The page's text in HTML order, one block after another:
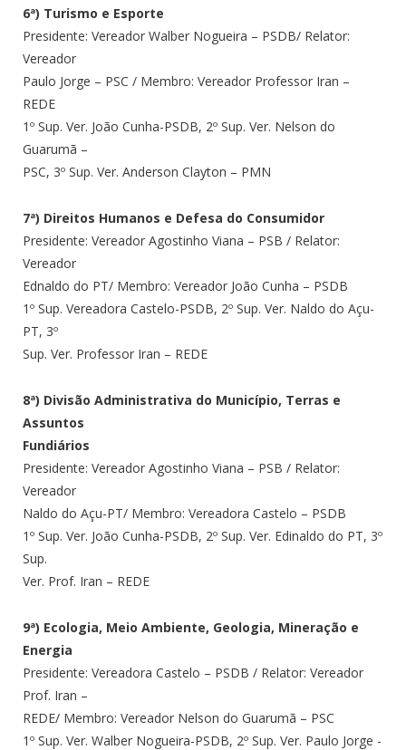
6ª) Turismo e Esporte
Presidente: Vereador Walber Nogueira – PSDB/ Relator:
Vereador
Paulo Jorge – PSC / Membro: Vereador Professor Iran –
REDE
1º Sup. Ver. João Cunha-PSDB, 2º Sup. Ver. Nelson do
Guarumã –
PSC, 3º Sup. Ver. Anderson Clayton – PMN
7ª) Direitos Humanos e Defesa do Consumidor
Presidente: Vereador Agostinho Viana – PSB / Relator:
Vereador
Ednaldo do PT/ Membro: Vereador João Cunha – PSDB
1º Sup. Vereadora Castelo-PSDB, 2º Sup. Ver. Naldo do Açu-
PT, 3º
Sup. Ver. Professor Iran – REDE
8ª) Divisão Administrativa do Município, Terras e
Assuntos
Fundiários
Presidente: Vereador Agostinho Viana – PSB / Relator:
Vereador
Naldo do Açu-PT/ Membro: Vereadora Castelo – PSDB
1º Sup. Ver. João Cunha-PSDB, 2º Sup. Ver. Edinaldo do PT, 3º
Sup.
Ver. Prof. Iran – REDE
9ª) Ecologia, Meio Ambiente, Geologia, Mineração e
Energia
Presidente: Vereadora Castelo – PSDB / Relator: Vereador
Prof. Iran –
REDE/ Membro: Vereador Nelson do Guarumã – PSC
1º Sup. Ver. Walber Nogueira-PSDB, 2º Sup. Ver. Paulo Jorge -